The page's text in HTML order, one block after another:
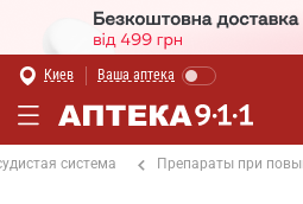
Киев Ваша аптека
система Препараты при